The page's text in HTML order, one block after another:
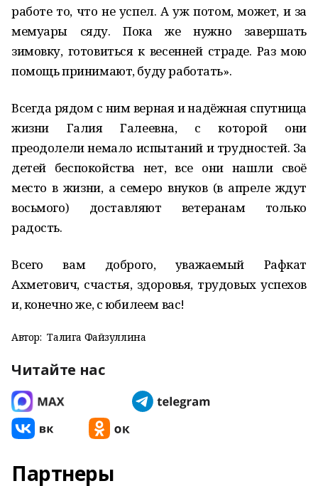
работе то, что не успел. А уж потом, может, и за
мемуары сяду. Пока же нужно завершать
зимовку, готовиться к весенней страде. Раз мою
помощь принимают, буду работать».
Всегда рядом с ним верная и надёжная спутница
жизни Галия Галеевна, с которой они
преодолели немало испытаний и трудностей. За
детей беспокойства нет, все они нашли своё
место в жизни, а семеро внуков (в апреле ждут
восьмого) доставляют ветеранам только
радость.
Всего вам доброго, уважаемый Рафкат
Ахметович, счастья, здоровья, трудовых успехов
и, конечно же, с юбилеем вас!
Автор: Талига Файзуллина
Читайте нас
Партнеры